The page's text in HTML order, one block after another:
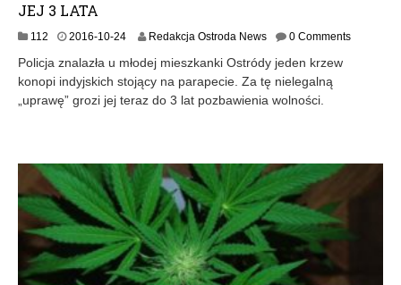
JEJ 3 LATA
112 2016-10-242
1
6
-
2
4
Redakcja Ostroda News 0 Comments
Policja znalazła u młodej mieszkanki Ostródy jeden krzew
konopi indyjskich stojący na parapecie. Za tę nielegalną
„uprawę” grozi jej teraz do 3 lat pozbawienia wolności.